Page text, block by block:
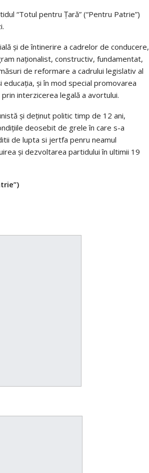
“Totul pentru Țară” (“Pentru Patrie”)
și de întinerire a cadrelor de conducere,
naționalist, constructiv, fundamentat,
de reformare a cadrului legislativ al
și în mod special promovarea
interzicerea legală a avortului.
și deținut politic timp de 12 ani,
deosebit de grele în care s-a
de lupta si jertfa penru neamul
și dezvoltarea partidului în ultimii 19
)